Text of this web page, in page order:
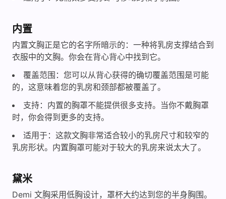
内置
内置文胸正是它的名字所暗示的：一种将乳房支撑结合到
衣服中的文胸。你会在背心背心中找到它。
覆盖范围：您可以从背心获得的确切覆盖范围是可能
的，这意味着您的乳房和颈部都被覆盖了。
支持：内置的胸罩不能提供很多支持。当你不戴胸罩
时，你会得到更多的支持。
适用于：这款文胸非常适合较小的乳房尺寸和较窄的
乳房形状。内置胸罩可能对于较大的乳房来说太大了。
黛米
Demi 文胸采用低胸设计，罩杯大约达到您的半身胸围。